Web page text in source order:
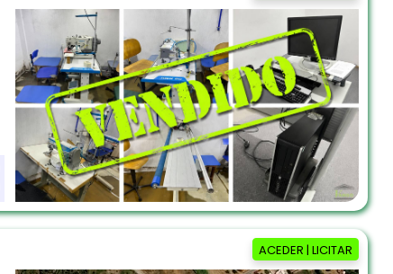
ACEDER | LICITAR